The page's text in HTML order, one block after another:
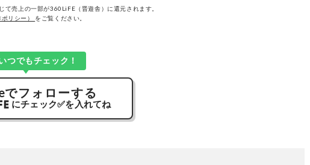
売上の一部が360LiFE（晋遊舎）に還元されます。
ポリシー） をご覧ください。
つでもチェック！
でフォローする
にチェック✅を入れてね